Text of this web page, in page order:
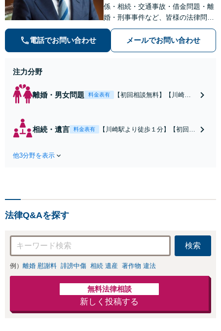
係・相続・交通事故・借金問題・離
婚・刑事事件など、皆様の法律問題
を解決すべく、親身になって取り組
みます。クチコミ・リピーターの方
も多数。お気軽にお問い合わせ下さ
電話でお問い合わせ メールでお問い合わせ
注力分野
離婚・男女問題 料金表有
【初回相談無料】【川崎駅
割・婚姻費用・養育費・財
相続・遺言 料金表有
【川崎駅より徒歩１分】【初回相
他3分野を表示
法律Q&Aを探す
検索
例） 離婚 慰謝料 誹謗中傷 相続 遺産 著作物 違法
無料法律相談
新しく投稿する